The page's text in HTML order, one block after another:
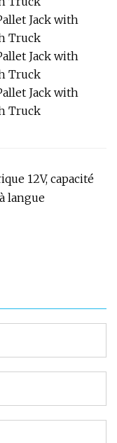
12V, capacité
langue